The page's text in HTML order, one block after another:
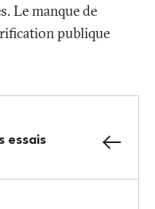
Le manque de
publique
essais